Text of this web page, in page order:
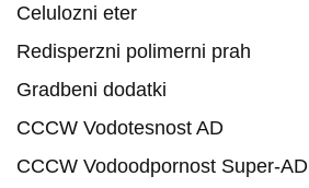
Celulozni eter
Redisperzni polimerni prah
Gradbeni dodatki
CCCW Vodotesnost AD
CCCW Vodoodpornost Super-AD